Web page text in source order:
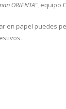
ORIENTA", equipo
en papel puedes